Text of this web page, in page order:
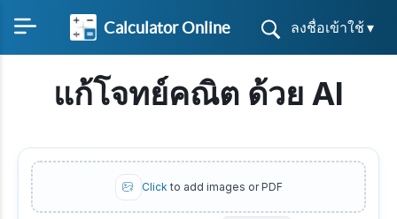
Calculator Online ลงชื่อเข้าใช้ ▾
แก้โจทย์คณิต ด้วย AI
Click to add images or PDF